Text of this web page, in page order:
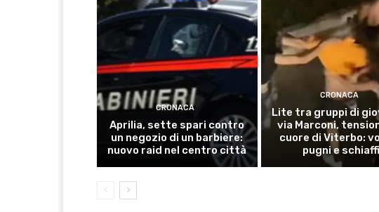
CRONACA
Aprilia, sette spari contro
un negozio di un barbiere:
nuovo raid nel centro città
CRONACA
Lite tra gruppi di
via Marconi,
cuore di Viterbo:
pugni e schiaffi